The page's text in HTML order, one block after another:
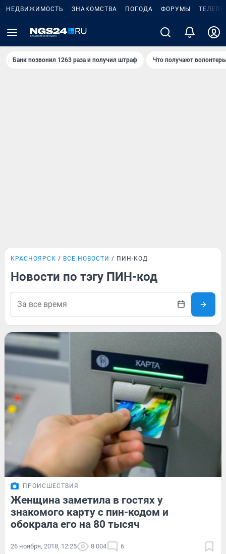
НЕДВИЖИМОСТЬ ЗНАКОМСТВА ПОГОДА ФОРУМЫ
Банк позвонил 1263 раза и получил штраф Что получают
КРАСНОЯРСК ВСЕ НОВОСТИ ПИН-КОД
Новости по тэгу ПИН-код
ПРОИСШЕСТВИЯ
Женщина заметила в гостях у
знакомого карту с пин-кодом и
обокрала его на 80 тысяч
26 ноября, 2018, 12:25 8 004 6